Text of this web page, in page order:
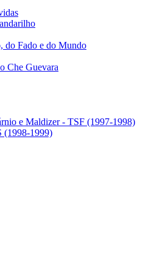
do Fado e do Mundo
Che Guevara
e Maldizer - TSF (1997-1998)
(1998-1999)